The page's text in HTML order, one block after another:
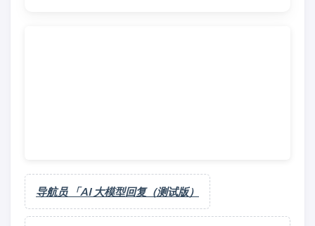
导航员 「AI 大模型回复（测试版）